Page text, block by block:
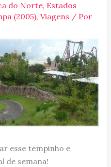
do Norte, Estados
(2005), Viagens / Por
esse tempinho e
de semana!